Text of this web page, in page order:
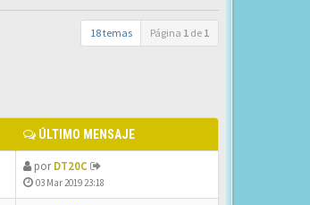
18 temas Página 1 de 1
ÚLTIMO MENSAJE
porDT20C
03 Mar 2019 23:18